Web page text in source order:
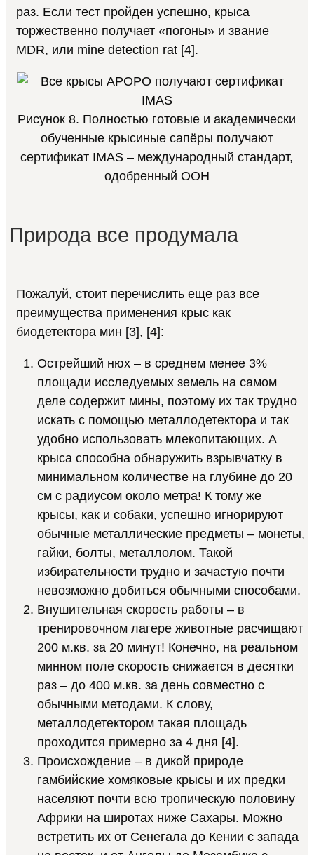
раз. Если тест пройден успешно, крыса
торжественно получает «погоны» и звание
MDR, или mine detection rat [4].
Рисунок 8. Полностью готовые и академически
обученные крысиные сапёры получают
сертификат IMAS – международный стандарт,
одобренный ООН
Природа все продумала
Пожалуй, стоит перечислить еще раз все
преимущества применения крыс как
биодетектора мин [3], [4]:
Острейший нюх – в среднем менее 3%
площади исследуемых земель на самом
деле содержит мины, поэтому их так трудно
искать с помощью металлодетектора и так
удобно использовать млекопитающих. А
крыса способна обнаружить взрывчатку в
минимальном количестве на глубине до 20
см с радиусом около метра! К тому же
крысы, как и собаки, успешно игнорируют
обычные металлические предметы – монеты,
гайки, болты, металлолом. Такой
избирательности трудно и зачастую почти
невозможно добиться обычными способами.
Внушительная скорость работы – в
тренировочном лагере животные расчищают
200 м.кв. за 20 минут! Конечно, на реальном
минном поле скорость снижается в десятки
раз – до 400 м.кв. за день совместно с
обычными методами. К слову,
металлодетектором такая площадь
проходится примерно за 4 дня [4].
Происхождение – в дикой природе
гамбийские хомяковые крысы и их предки
населяют почти всю тропическую половину
Африки на широтах ниже Сахары. Можно
встретить их от Сенегала до Кении с запада